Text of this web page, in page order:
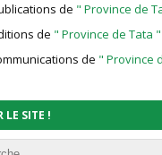
de " Province de
de " Province de Tata "
de " Province
LE SITE !